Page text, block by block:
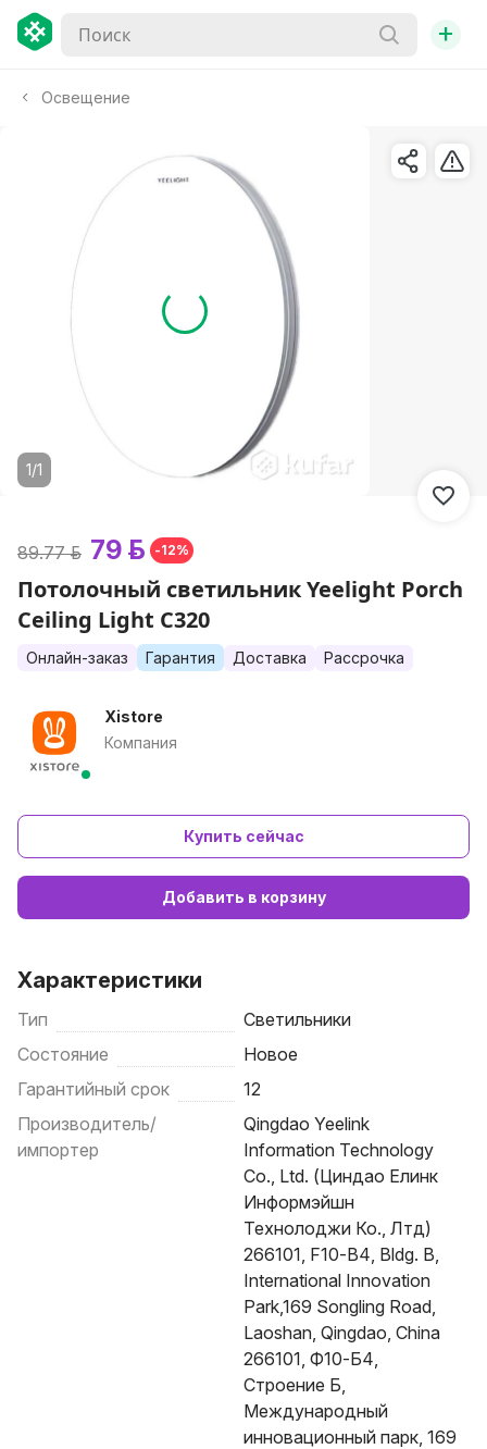
+
Освещение
1/1
89.77 р. 79 р. -12%
Потолочный светильник Yeelight Porch
Ceiling Light C320
Онлайн-заказ Гарантия Доставка Рассрочка
Xistore
Компания
Купить сейчас
Добавить в корзину
Характеристики
Тип
Светильники
Состояние
Новое
Гарантийный срок
12
Производитель/
импортер
Qingdao Yeelink
Information Technology
Co., Ltd. (Циндао Елинк
Информэйшн
Технолоджи Ко., Лтд)
266101, F10-B4, Bldg. B,
International Innovation
Park,169 Songling Road,
Laoshan, Qingdao, China
266101, Ф10-Б4,
Строение Б,
Международный
инновационный парк, 169